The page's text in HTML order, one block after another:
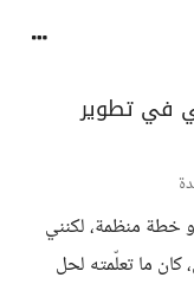
في تطوير
خطة منظمة، لكنني
ما تعلّمته لحل